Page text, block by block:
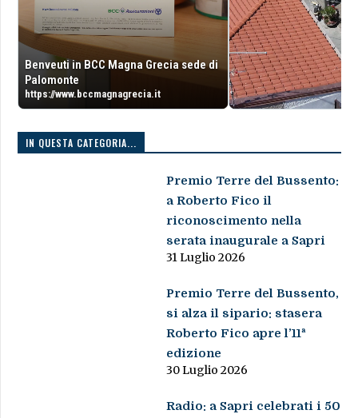
Benveuti in BCC Magna Grecia sede di
Palomonte
https://www.bccmagnagrecia.it
IN QUESTA CATEGORIA...
Premio Terre del Bussento:
a Roberto Fico il
riconoscimento nella
serata inaugurale a Sapri
31 Luglio 2026
Premio Terre del Bussento,
si alza il sipario: stasera
Roberto Fico apre l’11ª
edizione
30 Luglio 2026
Radio: a Sapri celebrati i 50